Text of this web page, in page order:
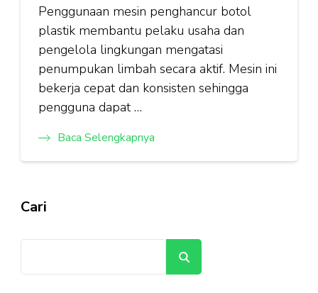
Penggunaan mesin penghancur botol
plastik membantu pelaku usaha dan
pengelola lingkungan mengatasi
penumpukan limbah secara aktif. Mesin ini
bekerja cepat dan konsisten sehingga
pengguna dapat …
Baca Selengkapnya
Cari